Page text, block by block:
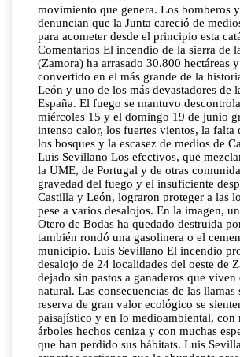
movimiento que genera. Los bomberos
denuncian que la Junta careció de
para acometer desde el principio esta
Comentarios El incendio de la sierra de
(Zamora) ha arrasado 30.800 hectáreas y
convertido en el más grande de la
León y uno de los más devastadores de
España. El fuego se mantuvo
miércoles 15 y el domingo 19 de junio
intenso calor, los fuertes vientos, la falta
los bosques y la escasez de medios de
Luis Sevillano Los efectivos, que
la UME, de Portugal y de otras
gravedad del fuego y el insuficiente
Castilla y León, lograron proteger a las
pese a varios desalojos. En la imagen,
Otero de Bodas ha quedado destruida
también rondó una gasolinera o el
municipio. Luis Sevillano El incendio
desalojo de 24 localidades del oeste de
dejado sin pastos a ganaderos que viven
natural. Las consecuencias de las llamas
reserva de gran valor ecológico se
paisajístico y en lo medioambiental, con
árboles hechos ceniza y con muchas
que han perdido sus hábitats. Luis